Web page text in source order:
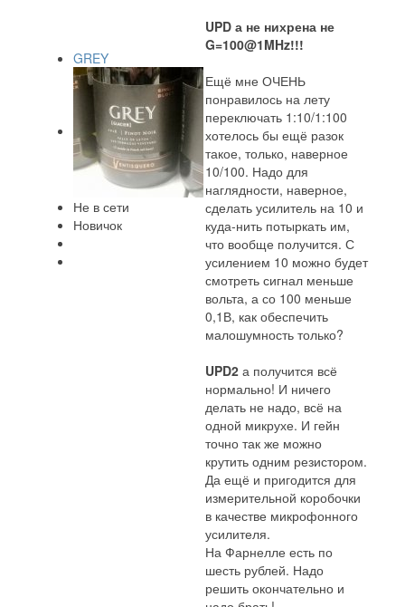
GREY
Не в сети
Новичок
UPD а не нихрена не
G=100@1MHz!!!
Ещё мне ОЧЕНЬ
понравилось на лету
переключать 1:10/1:100
хотелось бы ещё разок
такое, только, наверное
10/100. Надо для
наглядности, наверное,
сделать усилитель на 10 и
куда-нить потыркать им,
что вообще получится. С
усилением 10 можно будет
смотреть сигнал меньше
вольта, а со 100 меньше
0,1В, как обеспечить
малошумность только?
UPD2 а получится всё
нормально! И ничего
делать не надо, всё на
одной микрухе. И гейн
точно так же можно
крутить одним резистором.
Да ещё и пригодится для
измерительной коробочки
в качестве микрофонного
усилителя.
На Фарнелле есть по
шесть рублей. Надо
решить окончательно и